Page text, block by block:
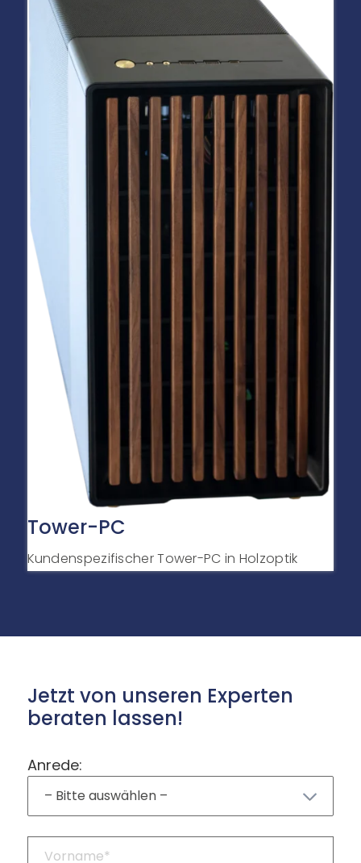
Tower-PC
Kundenspezifischer Tower-PC in Holzoptik
Jetzt von unseren Experten
beraten lassen!
Anrede: